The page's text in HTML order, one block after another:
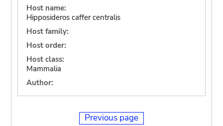
Host name:
Hipposideros caffer centralis
Host family:
Host order:
Host class:
Mammalia
Author:
Previous page